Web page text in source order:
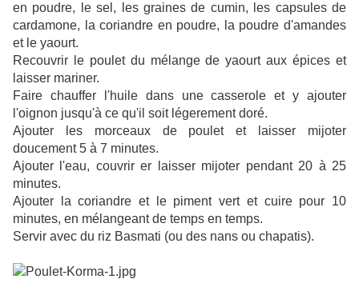
en poudre, le sel, les graines de cumin, les capsules de
cardamone, la coriandre en poudre, la poudre d'amandes
et le yaourt.
Recouvrir le poulet du mélange de yaourt aux épices et
laisser mariner.
Faire chauffer l'huile dans une casserole et y ajouter
l'oignon jusqu'à ce qu'il soit légerement doré.
Ajouter les morceaux de poulet et laisser mijoter
doucement 5 à 7 minutes.
Ajouter l'eau, couvrir er laisser mijoter pendant 20 à 25
minutes.
Ajouter la coriandre et le piment vert et cuire pour 10
minutes, en mélangeant de temps en temps.
Servir avec du riz Basmati (ou des nans ou chapatis).